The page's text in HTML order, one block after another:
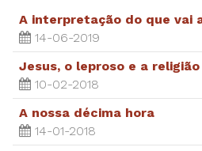
A interpretação do que vai
14-06-2019
Jesus, o leproso e a religião
10-02-2018
A nossa décima hora
14-01-2018